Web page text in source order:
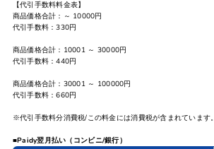
【代引手数料料金表】
商品価格合計：～ 10000円
代引手数料：330円
商品価格合計：10001 ～ 30000円
代引手数料：440円
商品価格合計：30001 ～ 100000円
代引手数料：660円
※代引手数料分消費税/この料金には消費税が含まれています。
■Paidy翌月払い（コンビニ/銀行）